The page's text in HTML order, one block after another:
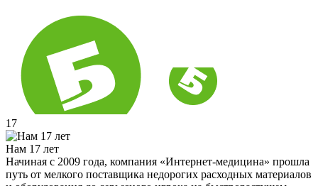
17
Нам 17 лет
Начиная с 2009 года, компания «Интернет-медицина» прошла
путь от мелкого поставщика недорогих расходных материалов